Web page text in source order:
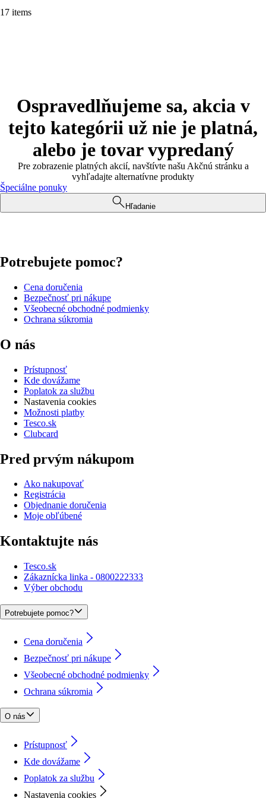
17 items
Ospravedlňujeme sa, akcia v
tejto kategórii už nie je platná,
alebo je tovar vypredaný
Pre zobrazenie platných akcií, navštívte našu Akčnú stránku a
vyhľadajte alternatívne produkty
Špeciálne ponuky
Hľadanie
Potrebujete pomoc?
Cena doručenia
Bezpečnosť pri nákupe
Všeobecné obchodné podmienky
Ochrana súkromia
O nás
Prístupnosť
Kde dovážame
Poplatok za službu
Nastavenia cookies
Možnosti platby
Tesco.sk
Clubcard
Pred prvým nákupom
Ako nakupovať
Registrácia
Objednanie doručenia
Moje obľúbené
Kontaktujte nás
Tesco.sk
Zákaznícka linka - 0800222333
Výber obchodu
Potrebujete pomoc?
Cena doručenia
Bezpečnosť pri nákupe
Všeobecné obchodné podmienky
Ochrana súkromia
O nás
Prístupnosť
Kde dovážame
Poplatok za službu
Nastavenia cookies